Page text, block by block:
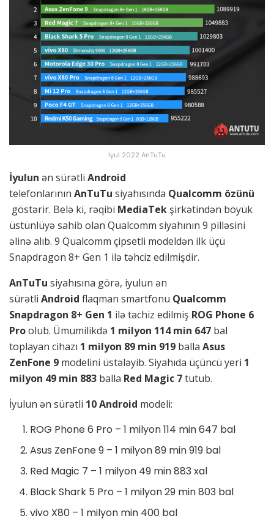
İyul 2022 AnTuTu
İyulun ən sürətli Android
telefonlarının AnTuTu siyahısında Qualcomm özünü
göstərir. Belə ki, rəqibi MediaTekşirkətindən böyük
üstünlüyə sahib olan Qualcomm siyahının 9 pilləsini
əlinə alıb. 9 Qualcomm çipsetli modeldən ilk üçü
Snapdragon 8+ Gen 1 ilə təhciz edilmişdir.
AnTuTu siyahısına görə, iyulun ən
sürətli Android flaqman smartfonu Qualcomm
Snapdragon 8+ Gen 1 ilə təchiz edilmiş ROG Phone 6
Proolub. Ümumilikdə 1 milyon 114 min 647 bal
toplayan cihazı 1 milyon 89 min 919 balla Asus
ZenFone 9 modelini üstələyib. Siyahıda üçüncü yeri 1
milyon 49 min 883 balla Red Magic 7tutub.
İyulun ən sürətli 10 Android modeli:
ROG Phone 6 Pro – 1 milyon 114 min 647 bal
Asus ZenFone 9 – 1 milyon 89 min 919 bal
Red Magic 7 – 1 milyon 49 min 883 xal
Black Shark 5 Pro – 1 milyon 29 min 803 bal
vivo X80 – 1 milyon min 400 bal